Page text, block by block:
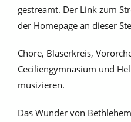
gestreamt. Der Link zum
der Homepage an dieser
Chöre, Bläserkreis,
Ceciliengymnasium und
musizieren.
Das Wunder von